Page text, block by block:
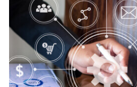
Digital security
Advice Cyber Security